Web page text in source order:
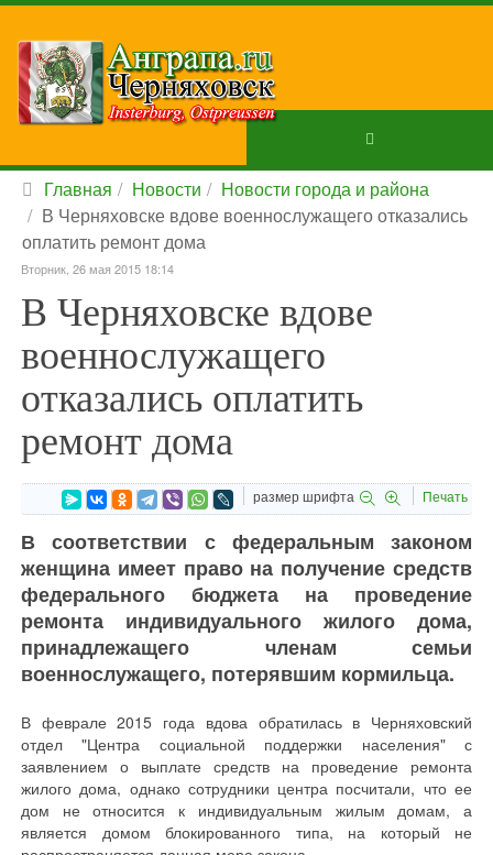
Главная Новости
Новости города и района
В Черняховске вдове военнослужащего отказались
оплатить ремонт дома
Вторник, 26 мая 2015 18:14
В Черняховске вдове
военнослужащего
отказались оплатить
ремонт дома
размер шрифта Печать
В соответствии с федеральным законом
женщина имеет право на получение средств
федерального бюджета на проведение
ремонта индивидуального жилого дома,
принадлежащего членам семьи
военнослужащего, потерявшим кормильца.
В феврале 2015 года вдова обратилась в Черняховский
отдел "Центра социальной поддержки населения" с
заявлением о выплате средств на проведение ремонта
жилого дома, однако сотрудники центра посчитали, что ее
дом не относится к индивидуальным жилым домам, а
является домом блокированного типа, на который не